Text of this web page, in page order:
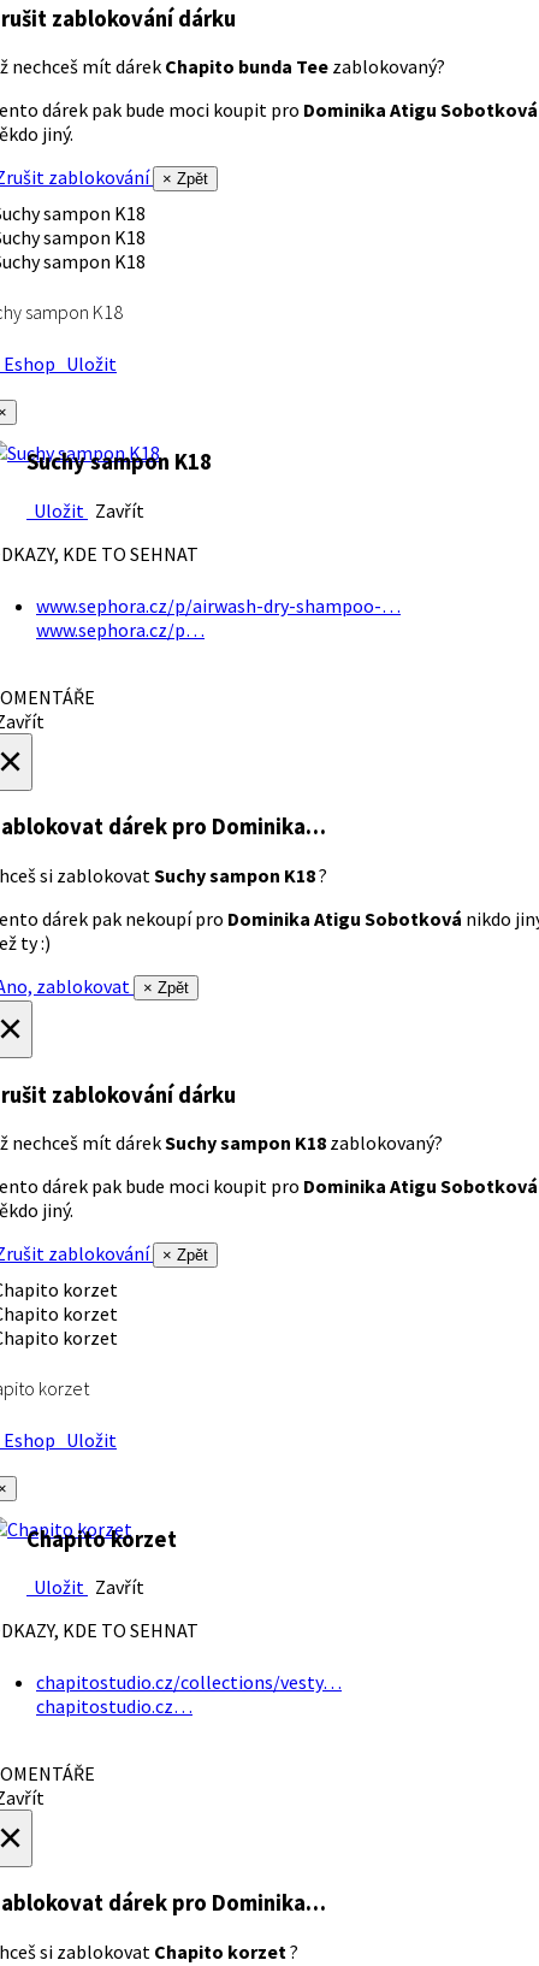
zablokování dárku
nechceš mít dárek Chapito bunda Tee zablokovaný?
dárek pak bude moci koupit pro Dominika Atigu Sobotková
jiný.
zablokování
× Zpět
sampon K18
Uložit
Suchy sampon K18
Uložit Zavřít
KDE TO SEHNAT
www.sephora.cz/p/airwash-dry-shampoo-…
www.sephora.cz/p…
dárek pro Dominika…
si zablokovatSuchy sampon K18?
dárek pak nekoupí pro Dominika Atigu Sobotková nikdo
ty :)
zablokovat
× Zpět
zablokování dárku
nechceš mít dárekSuchy sampon K18 zablokovaný?
dárek pak bude moci koupit pro Dominika Atigu Sobotková
jiný.
zablokování
× Zpět
korzet
Uložit
Chapito korzet
Uložit Zavřít
KDE TO SEHNAT
chapitostudio.cz/collections/vesty…
chapitostudio.cz…
dárek pro Dominika…
si zablokovat Chapito korzet?